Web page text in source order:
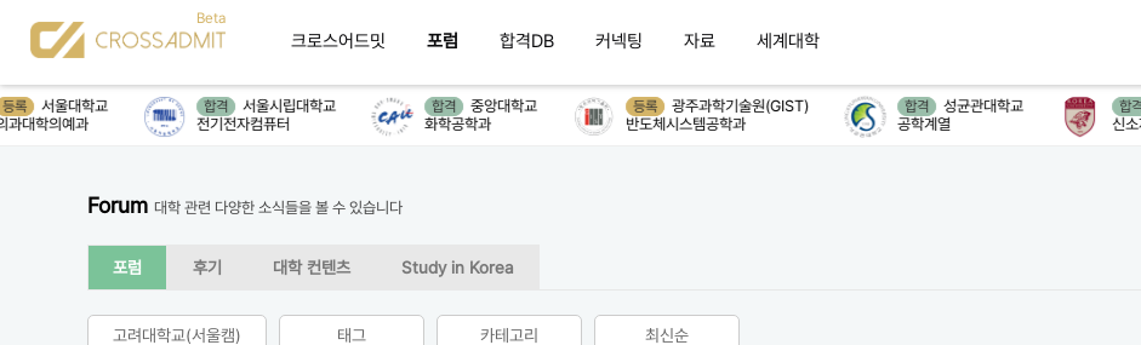
크로스어드밋 포럼 합격DB 커넥팅 자료 세계대학
서울대학교
대학의예과
합격
서울시립대학교
전기전자컴퓨터
합격
중앙대학교
화학공학과
등록
광주과학기술원(GIST)
반도체시스템공학과
합격
성균관대학교
공학계열
합격
신소
Forum 대학 관련 다양한 소식들을 볼 수 있습니다
포럼 후기 대학 컨텐츠 Study in Korea
고려대학교(서울캠) 태그 카테고리 최신순